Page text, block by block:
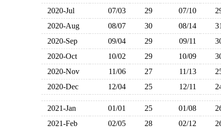
2020-Jul
07/03 29 07/10
2020-Aug
08/07 30 08/14
2020-Sep
09/04 29 09/11
2020-Oct
10/02 29 10/09
2020-Nov
11/06 27 11/13
2020-Dec
12/04 25 12/11
2021-Jan 01/01 25 01/08
2021-Feb
02/05 28 02/12